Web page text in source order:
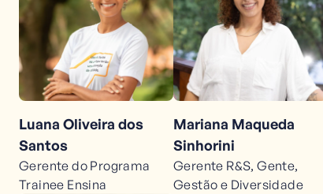
Luana Oliveira dos
Santos
Gerente do Programa
Trainee Ensina
Mariana Maqueda
Sinhorini
Gerente R&S, Gente,
Gestão e Diversidade